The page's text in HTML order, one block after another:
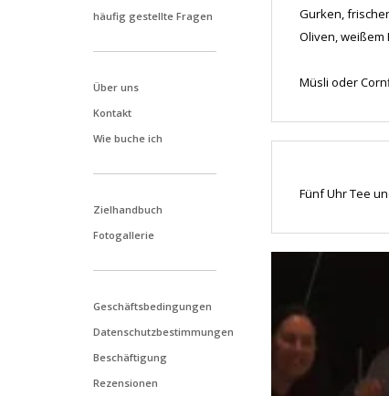
häufig gestellte Fragen
Über uns
Kontakt
Wie buche ich
Zielhandbuch
Fotogallerie
Geschäftsbedingungen
Datenschutzbestimmungen
Beschäftigung
Rezensionen
Gurken,
Oliven, weißem
Müsli oder
Fünf Uhr Tee